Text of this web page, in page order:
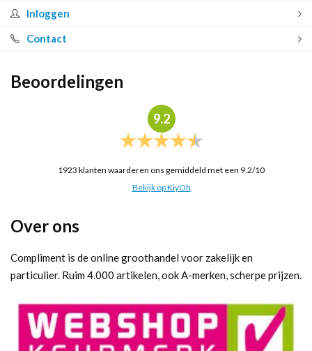
Inloggen
Contact
Beoordelingen
9.2
1923 klanten waarderen ons gemiddeld met een 9.2/10
Bekijk op KiyOh
Over ons
Compliment is de online groothandel voor zakelijk en
particulier. Ruim 4.000 artikelen, ook A-merken, scherpe prijzen.